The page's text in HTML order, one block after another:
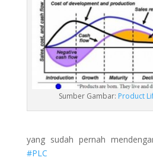
Sumber Gambar: Product
yang sudah pernah
#PLC